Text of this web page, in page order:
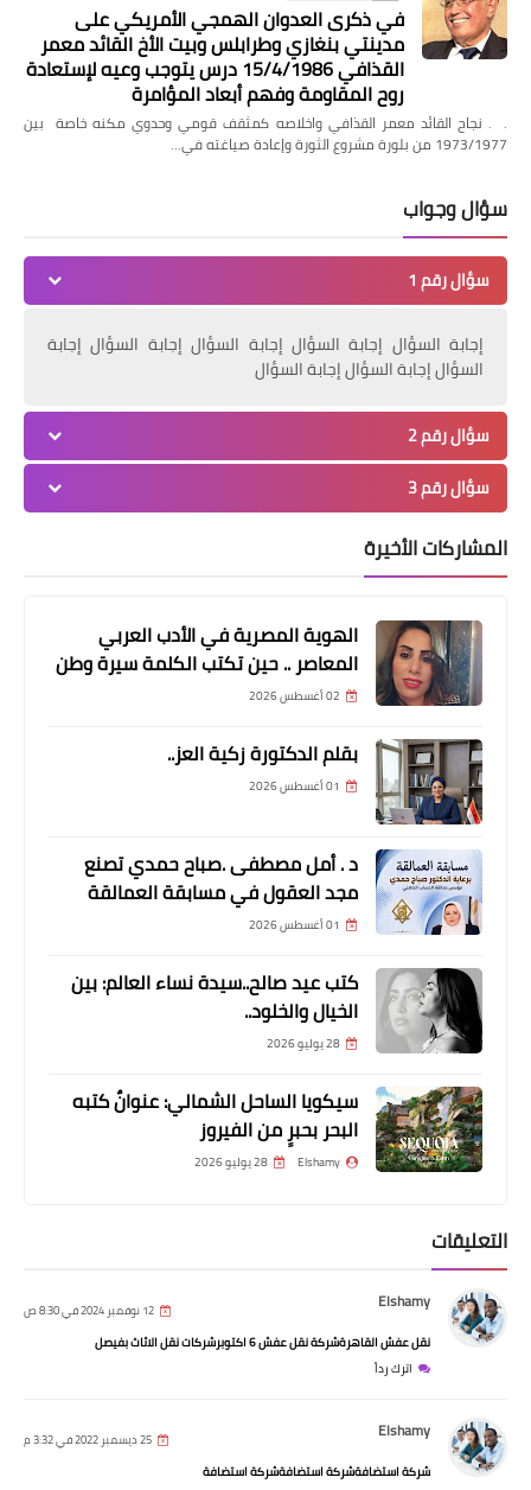
منوعات
قصيدة : عيدك في الفؤاد يقام
اساليب مميزة لنقل الاغراض المنزلية و
الاثاث
مقالات
برئاسة العسومي .. الناصري يشارك في
أعمال المؤتمر الدولي حول التضامن
المستدامة
اسعار الذهب
مصر اليوم الخميس 5 مايو 2022
في ذكرى العدوان الهمجي الأمريكي على
مدينتي بنغازي وطرابلس وبيت الأخ القائد معمر
القذافي 15/4/1986 درس يتوجب وعيه لإستعادة
روح المقاومة وفهم أبعاد المؤامرة
. . نجاح القائد معمر القذافي واخلاصه كمثقف قومي وحدوي مكنه خاصة بين
1973/1977 من بلورة مشروع الثورة وإعادة صياغته في…
سؤال وجواب
سؤال رقم 1
إجابة السؤال إجابة السؤال إجابة السؤال إجابة السؤال إجابة
السؤال إجابة السؤال إجابة السؤال
سؤال رقم 2
سؤال رقم 3
المشاركات الأخيرة
الهوية المصرية في الأدب العربي
المعاصر .. حين تكتب الكلمة سيرة وطن
02 أغسطس 2026
بقلم الدكتورة زكية العز..
01 أغسطس 2026
د . أمل مصطفى .صباح حمدي تصنع
مجد العقول في مسابقة العمالقة
01 أغسطس 2026
كتب عيد صالح..سيدة نساء العالم: بين
الخيال والخلود..
28 يوليو 2026
سيكويا الساحل الشمالي: عنوانٌ كتبه
البحر بحبرٍ من الفيروز
Elshamy 28 يوليو 2026
التعليقات
Elshamy 12 نوفمبر 2024 في 8:30 ص
نقل عفش القاهرةشركة نقل عفش 6 اكتوبرشركات نقل الاثاث بفيصل
اترك رداً
Elshamy 25 ديسمبر 2022 في 3:32 م
شركة استضافةشركة استضافةشركة استضافة